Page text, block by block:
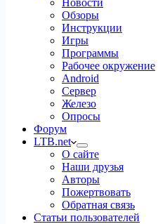
Новости
Обзоры
Инструкции
Игры
Программы
Рабочее окружение
Android
Сервер
Железо
Опросы
Форум
LTB.net
О сайте
Наши друзья
Авторы
Пожертвовать
Обратная связь
Статьи пользователей